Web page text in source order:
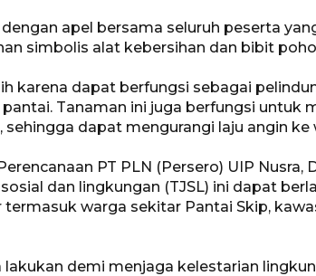
apel bersama seluruh peserta
simbolis alat kebersihan dan bibit
karena dapat berfungsi sebagai
Tanaman ini juga berfungsi untuk
sehingga dapat mengurangi laju angin ke
PT PLN (Persero) UIP
dan lingkungan (TJSL) ini dapat
termasuk warga sekitar Pantai Skip,
demi menjaga kelestarian